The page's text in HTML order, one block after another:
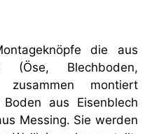
die aus
(Öse, Blechboden,
zusammen montiert
aus Eisenblech
Messing. Sie werden